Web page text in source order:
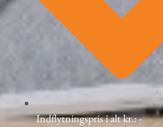
Indflytningspris i alt kr.: -